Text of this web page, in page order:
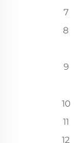
7
8
9
10
11
12